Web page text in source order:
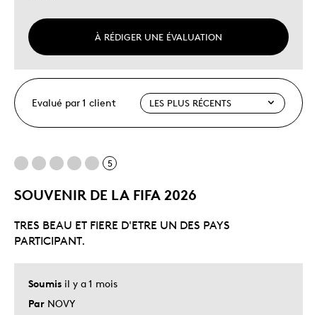
À RÉDIGER UNE ÉVALUATION
Evalué par 1 client
5
SOUVENIR DE LA FIFA 2026
Soumis il y a 1 mois
Par NOVY
TRES BEAU ET FIERE D'ETRE UN DES PAYS
PARTICIPANT.